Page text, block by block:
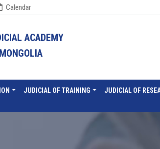
Calendar
ACADEMY
JUDICIAL OF TRAINING JUDICIAL OF